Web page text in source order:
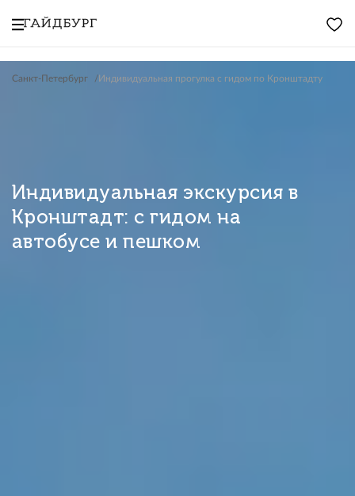
Санкт-Петербург Индивидуальная прогулка с гидом по Кронштадту
Индивидуальная экскурсия в
Кронштадт: с гидом на
автобусе и пешком